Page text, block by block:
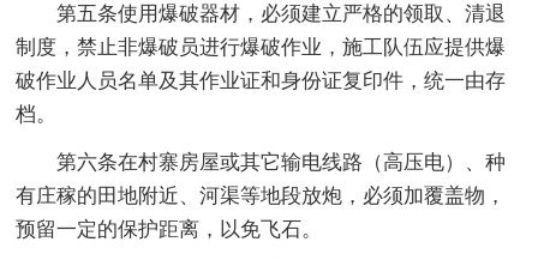
第五条使用爆破器材，必须建立严格的领取、清退
制度，禁止非爆破员进行爆破作业，施工队伍应提供爆
破作业人员名单及其作业证和身份证复印件，统一由存
档。
第六条在村寨房屋或其它输电线路（高压电）、种
有庄稼的田地附近、河渠等地段放炮，必须加覆盖物，
预留一定的保护距离，以免飞石。